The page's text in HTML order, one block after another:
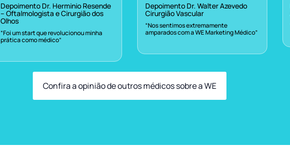
Depoimento Dr. Herminio Resende
– Oftalmologista e Cirurgião dos
Olhos
“Foi um start que revolucionou minha
prática como médico”
Depoimento Dr. Walter Azevedo
Cirurgião Vascular
“Nos sentimos extremamente
amparados com a WE Marketing Médico”
Confira a opinião de outros médicos sobre a WE